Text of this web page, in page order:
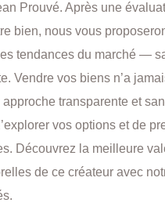
Prouvé. Après une
bien, nous vous
tendances du marché —
Vendre vos biens n’a
transparente et
vos options et de
Découvrez la meilleure
de ce créateur avec